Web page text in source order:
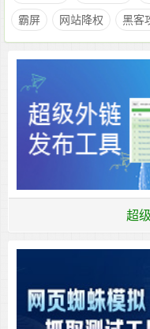
霸屏
网站降权 黑客
超